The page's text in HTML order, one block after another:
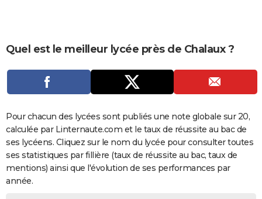
Dictionnaire
Biographies
Expressions
Proverbes
PROGRAMME TV
COPAINS D'AVANT
S'inscrire
Se connecter
Lycées
Collèges
Primaires
Universités
Entreprises
Service militaire
Avis de recherche
AVIS DE DÉCÈS
FORUM
Bricolage
Lifestyle
Culture
Sport
Auto
Television
Voyage
Cinema
Quel est le meilleur lycée près de Chalaux ?
Pour chacun des lycées sont publiés une note globale sur 20,
calculée par Linternaute.com et le taux de réussite au bac de
ses lycéens. Cliquez sur le nom du lycée pour consulter toutes
ses statistiques par fillière (taux de réussite au bac, taux de
mentions) ainsi que l'évolution de ses performances par
année.